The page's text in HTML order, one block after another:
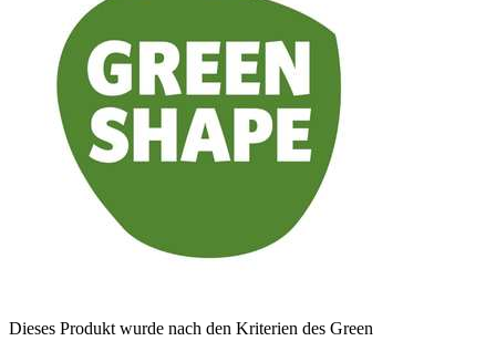
Dieses Produkt wurde nach den Kriterien des Green